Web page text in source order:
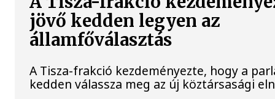
jövő kedden legyen az
államfőválasztás
A Tisza-frakció kezdeményezte, hogy a
kedden válassza meg az új köztársasági